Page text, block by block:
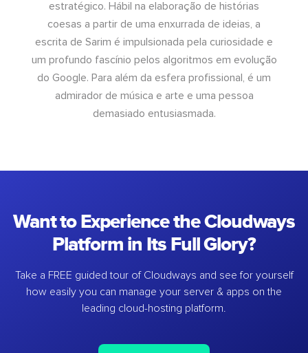
estratégico. Hábil na elaboração de histórias
coesas a partir de uma enxurrada de ideias, a
escrita de Sarim é impulsionada pela curiosidade e
um profundo fascínio pelos algoritmos em evolução
do Google. Para além da esfera profissional, é um
admirador de música e arte e uma pessoa
demasiado entusiasmada.
Want to Experience the Cloudways
Platform in Its Full Glory?
Take a FREE guided tour of Cloudways and see for yourself
how easily you can manage your server & apps on the
leading cloud-hosting platform.